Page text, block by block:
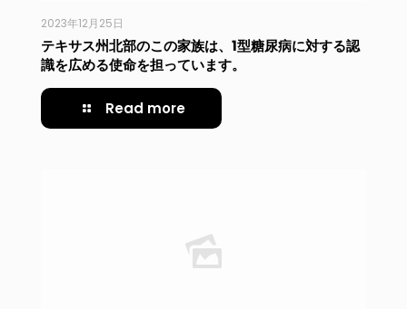
2023年12月25日
テキサス州北部のこの家族は、1型糖尿病に対する認
識を広める使命を担っています。
Read more